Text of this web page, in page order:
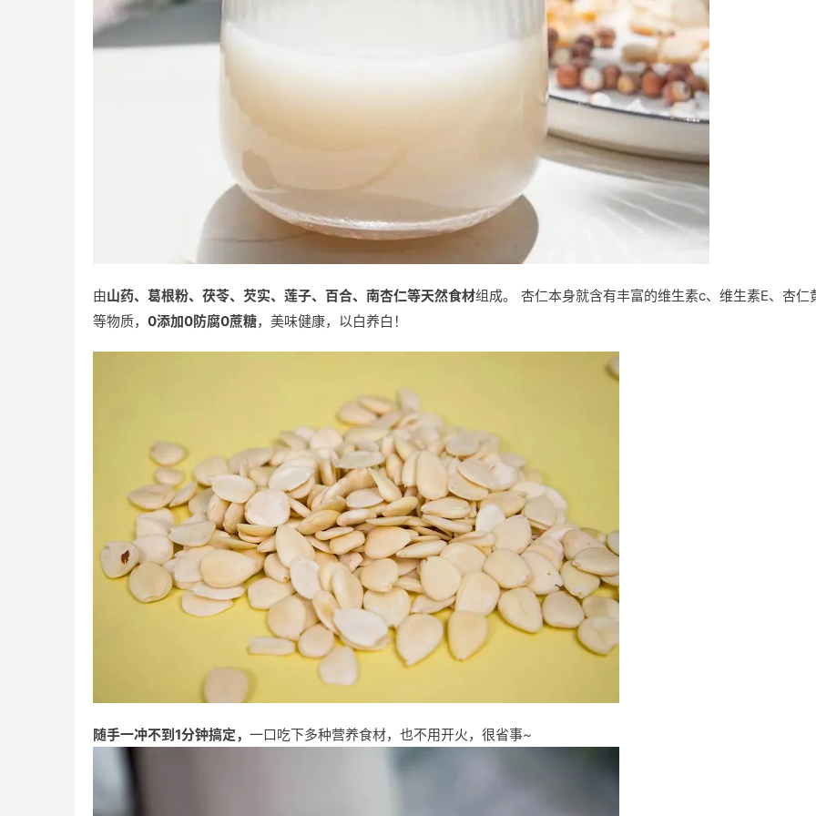
由山药、葛根粉、茯苓、芡实、莲子、百合、南杏仁等天然食材组成。 杏仁本身就含有丰富的维生素c、维生素E、杏仁
等物质， 0添加0防腐0蔗糖，美味健康，以白养白！
随手一冲不到1分钟搞定， 一口吃下多种营养食材，也不用开火，很省事~